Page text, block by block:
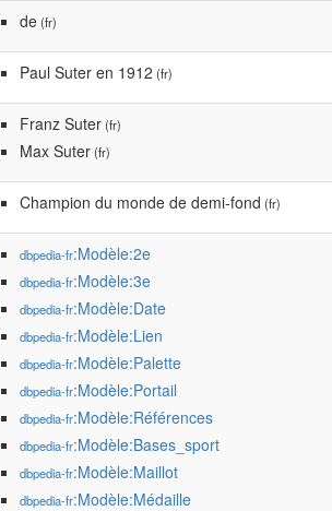
de(fr)
Paul Suter en 1912 (fr)
Franz Suter(fr)
Max Suter(fr)
Champion du monde de demi-fond (fr)
dbpedia-fr:Modèle:2e
dbpedia-fr:Modèle:3e
dbpedia-fr:Modèle:Date
dbpedia-fr:Modèle:Lien
dbpedia-fr:Modèle:Palette
dbpedia-fr:Modèle:Portail
dbpedia-fr:Modèle:Références
dbpedia-fr:Modèle:Bases_sport
dbpedia-fr:Modèle:Maillot
dbpedia-fr:Modèle:Médaille